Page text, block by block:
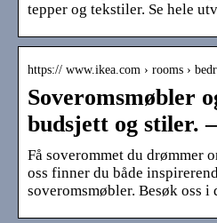
tepper og tekstiler. Se hele
https:// www.ikea.com › rooms ›
Soveromsmøbler
budsjett og stiler.
Få soverommet du drømmer
oss finner du både
soveromsmøbler. Besøk oss i